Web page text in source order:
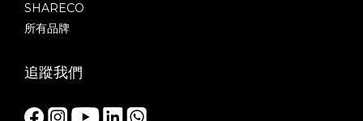
SHARECO
所有品牌
追蹤我們